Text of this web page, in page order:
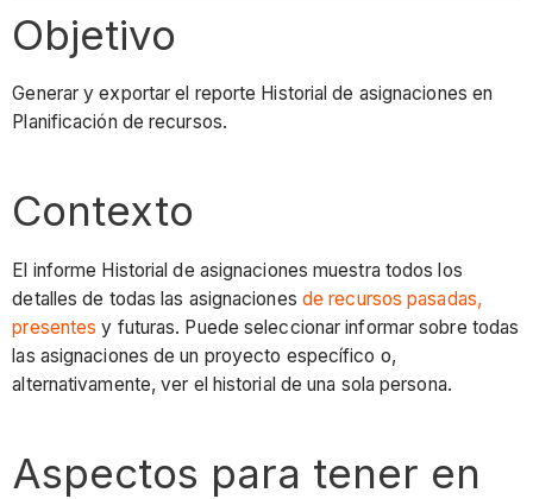
Objetivo
Generar y exportar el reporte Historial de asignaciones en
Planificación de recursos.
Contexto
El informe Historial de asignaciones muestra todos los
detalles de todas las asignaciones de recursos pasadas,
presentes y futuras. Puede seleccionar informar sobre todas
las asignaciones de un proyecto específico o,
alternativamente, ver el historial de una sola persona.
Aspectos para tener en